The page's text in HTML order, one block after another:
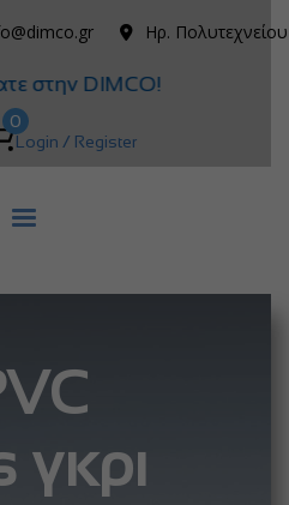
Ηρ.
στην DIMCO!
0
Login / Register
γκρι